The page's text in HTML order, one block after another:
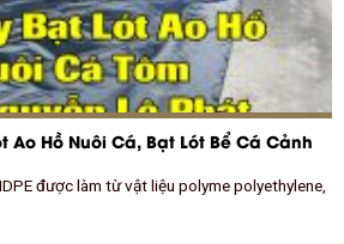
Ao Hồ Nuôi Cá, Bạt Lót Bể Cá Cảnh
được làm từ vật liệu polyme polyethylene,